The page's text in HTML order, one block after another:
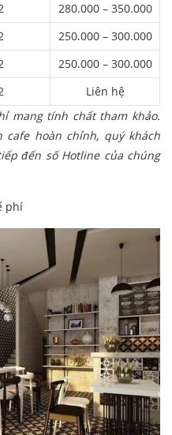
280.000 – 350.000
250.000 – 300.000
250.000 – 300.000
Liên hệ
mang tính chất tham khảo.
hoàn chỉnh, quý khách
đến số Hotline của chúng
phí